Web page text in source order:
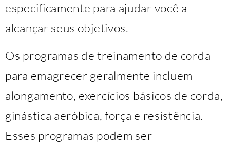
especificamente para ajudar você a
alcançar seus objetivos.
Os programas de treinamento de corda
para emagrecer geralmente incluem
alongamento, exercícios básicos de corda,
ginástica aeróbica, força e resistência.
Esses programas podem ser